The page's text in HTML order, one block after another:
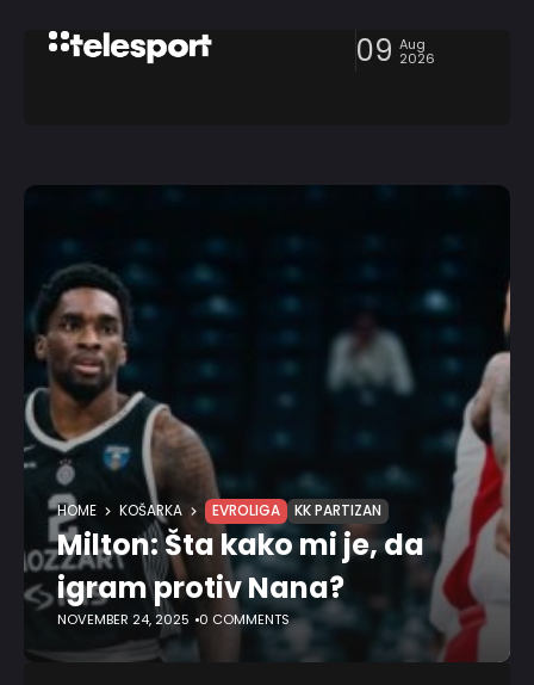
09 Aug
2026
HOME KOŠARKA EVROLIGA KK PARTIZAN
Milton: Šta kako mi je, da
igram protiv Nana?
NOVEMBER 24, 2025 0 COMMENTS